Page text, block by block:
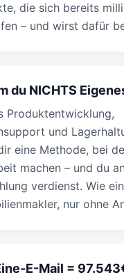
die sich bereits
– und wirst dafür
du NICHTS
Produktentwicklung,
und
eine Methode, bei
machen – und du
verdienst. Wie
nur ohne
E-Mail =